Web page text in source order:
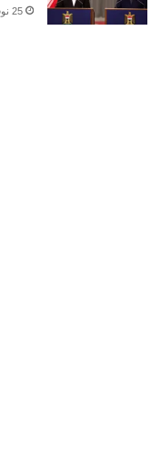
25 نوفمبر، 2024